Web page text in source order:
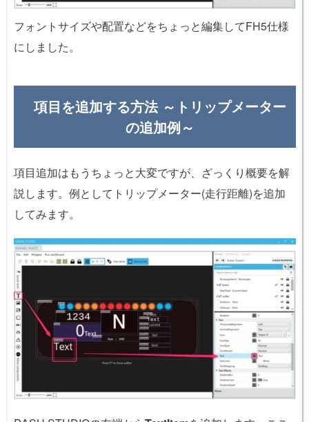
フォントサイズや配置などをちょっと編集してFH5仕様
にしました。
項目を追加する方法 ～トリップメーター
の追加例～
項目追加はもうちょっと大変ですが、ざっくり概要を解
説します。例としてトリップメーター(走行距離)を追加
してみます。